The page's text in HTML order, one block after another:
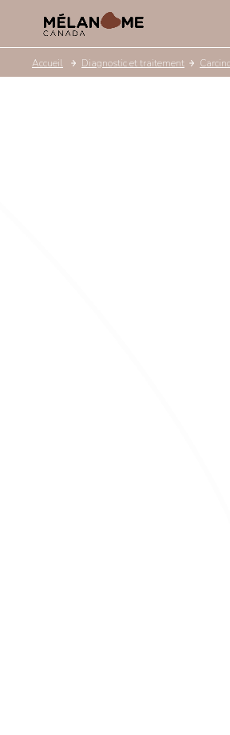
Accueil Diagnostic et traitement